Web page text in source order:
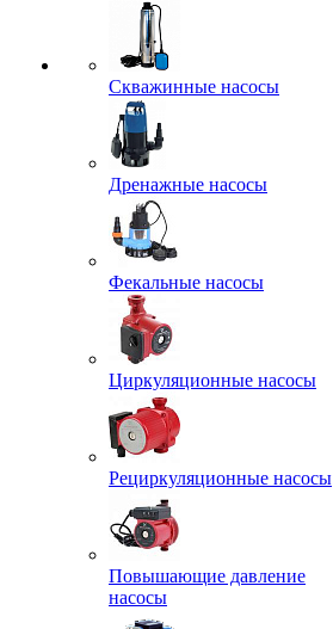
Скважинные насосы
Дренажные насосы
Фекальные насосы
Циркуляционные насосы
Рециркуляционные насосы
Повышающие давление
насосы